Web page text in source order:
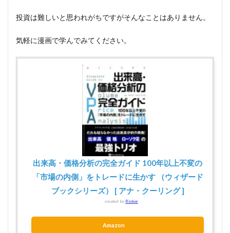
投資は難しいと思われがちですがそんなことはありません。
気軽に漫画で学んでみてください。
出来高・価格分析の完全ガイド 100年以上不変の
「市場の内側」をトレードに生かす （ウィザード
ブックシリーズ） [ アナ・クーリング ]
created by Rinker
Amazon